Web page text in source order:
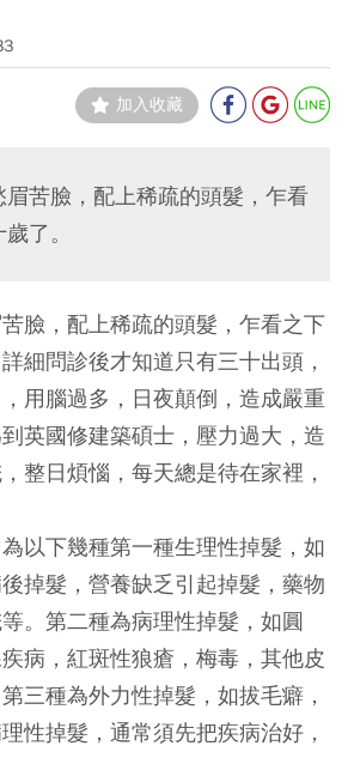
加入收藏
苦臉，配上稀疏的頭髮，乍看
了。
臉，配上稀疏的頭髮，乍看之下
細問診後才知道只有三十出頭，
用腦過多，日夜顛倒，造成嚴重
英國修建築碩士，壓力過大，造
整日煩惱，每天總是待在家裡，
以下幾種第一種生理性掉髮，如
掉髮，營養缺乏引起掉髮，藥物
。第二種為病理性掉髮，如圓
病，紅斑性狼瘡，梅毒，其他皮
三種為外力性掉髮，如拔毛癖，
性掉髮，通常須先把疾病治好，